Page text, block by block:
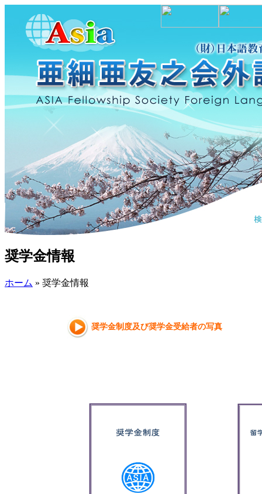
奨学金情報
ホーム » 奨学金情報
奨学金制度及び奨学金受給者の写真